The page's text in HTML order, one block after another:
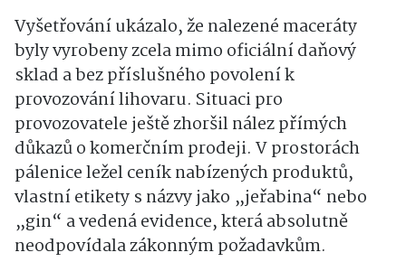
Vyšetřování ukázalo, že nalezené maceráty
byly vyrobeny zcela mimo oficiální daňový
sklad a bez příslušného povolení k
provozování lihovaru. Situaci pro
provozovatele ještě zhoršil nález přímých
důkazů o komerčním prodeji. V prostorách
pálenice ležel ceník nabízených produktů,
vlastní etikety s názvy jako „jeřabina“ nebo
„gin“ a vedená evidence, která absolutně
neodpovídala zákonným požadavkům.